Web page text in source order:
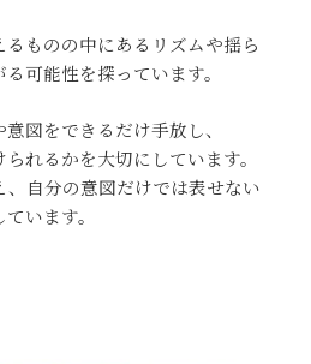
ものの中にあるリズムや揺ら
可能性を探っています。
図をできるだけ手放し、
れるかを大切にしています。
自分の意図だけでは表せない
います。